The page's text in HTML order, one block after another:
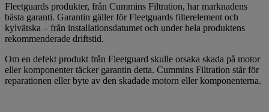
Fleetguards produkter, från Cummins Filtration, har marknadens
bästa garanti. Garantin gäller för Fleetguards filterelement och
kylvätska – från installationsdatumet och under hela produktens
rekommenderade driftstid.
Om en defekt produkt från Fleetguard skulle orsaka skada på motor
eller komponenter täcker garantin detta. Cummins Filtration står för
reparationen eller byte av den skadade motorn eller komponenterna.